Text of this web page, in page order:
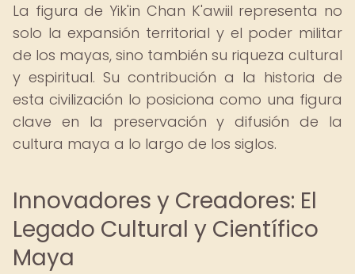
La figura de Yik'in Chan K'awiil representa no
solo la expansión territorial y el poder militar
de los mayas, sino también su riqueza cultural
y espiritual. Su contribución a la historia de
esta civilización lo posiciona como una figura
clave en la preservación y difusión de la
cultura maya a lo largo de los siglos.
Innovadores y Creadores: El
Legado Cultural y Científico
Maya